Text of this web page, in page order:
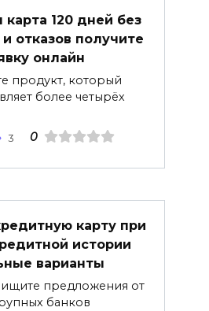
карта 120 дней без
отказов получите
онлайн
продукт, который
более четырёх
3 0
карту при
истории
варианты
ищите предложения от
банков